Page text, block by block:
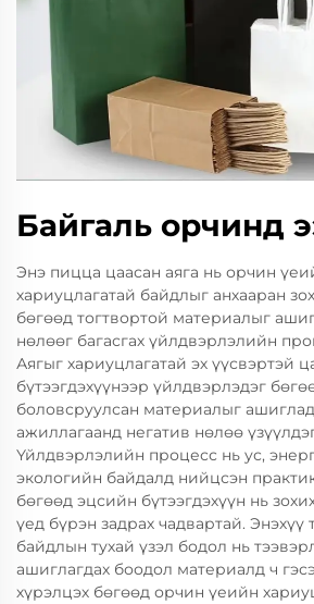
Байгаль орчинд
Энэ пицца цаасан аяга нь орчин
хариуцлагатай байдлыг анхааран
бөгөөд тогтвортой материалыг
нөлөөг багасгах үйлдвэрлэлийн
Аягыг хариуцлагатай эх үүсвэртэй
бүтээгдэхүүнээр үйлдвэрлэдэг
боловсруулсан материалыг
ажиллагаанд негатив нөлөө
Үйлдвэрлэлийн процесс нь ус,
экологийн байдалд нийцсэн
бөгөөд эцсийн бүтээгдэхүүн нь
үед бүрэн задрах чадвартай. Энэхүү
байдлын тухай үзэл бодол нь
ашиглагдах боодол материалд ч
хүрэлцэх бөгөөд орчин үеийн